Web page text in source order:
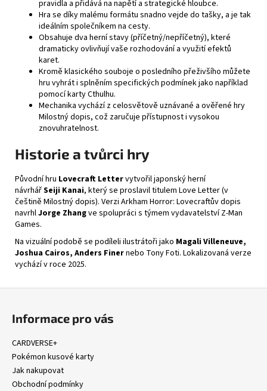
pravidla a přidává na napětí a strategické hloubce.
Hra se díky malému formátu snadno vejde do tašky, a je tak
ideálním společníkem na cesty.
Obsahuje dva herní stavy (příčetný/nepříčetný), které
dramaticky ovlivňují vaše rozhodování a využití efektů
karet.
Kromě klasického souboje o posledního přeživšího můžete
hru vyhrát i splněním specifických podmínek jako například
pomocí karty Cthulhu.
Mechanika vychází z celosvětově uznávané a ověřené hry
Milostný dopis, což zaručuje přístupnost i vysokou
znovuhratelnost.
Historie a tvůrci hry
Původní hru Lovecraft Lettervytvořil japonský herní
návrhářSeiji Kanai, který se proslavil titulem Love Letter (v
češtině Milostný dopis). Verzi Arkham Horror: Lovecraftův dopis
navrhlJorge Zhangve spolupráci s týmem vydavatelství Z-Man
Games.
Na vizuální podobě se podíleli ilustrátoři jako Magali Villeneuve,
Joshua Cairos, Anders Finernebo Tony Foti. Lokalizovaná verze
vychází v roce 2025.
Informace pro vás
CARDVERSE+
Pokémon kusové karty
Jak nakupovat
Obchodní podmínky